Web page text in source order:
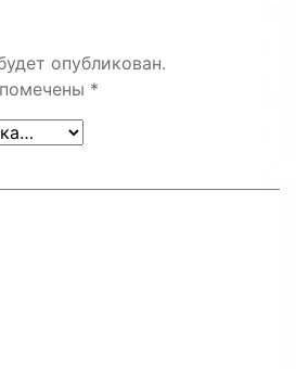
опубликован.
*